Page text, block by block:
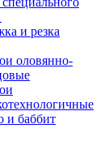
и резка
оловянно-
и баббит